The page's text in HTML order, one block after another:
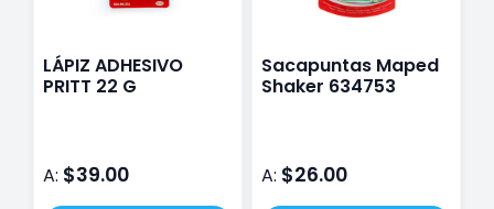
LÁPIZ ADHESIVO
PRITT 22 G
A: $39.00
Sacapuntas Maped
Shaker 634753
A: $26.00